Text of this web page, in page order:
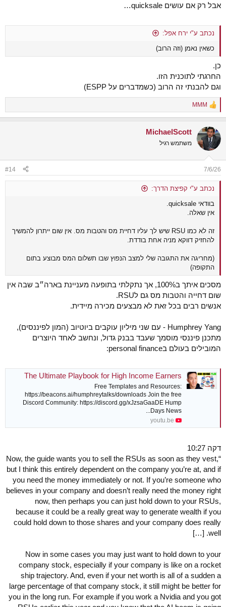
אבל רק אם עושים quicksale…
נכתב ע"י ירח אפל:
כשאין נאמן (וזה הרוב)
כן.
החרגתי לתוכנית הזו.
וגם להבנתי זה הרוב (כשמדברים על ESPP)
R
e
c
t
i
s
:
MMM
MichaelScott
משתמש רגיל
7/6/26
#14
נכתב ע"י קפיצת הדרך:
בוודאי quicksale.
אין שאלה.
זה לא כמו RSU שיש לך עליו דחיית מס והטבות מס. אין שום ייתרון להמשיך
להחזיק דווקא מניה אחת בודדת.
(מחריגה את התגובה שלי למצב הנפוץ שבו תשלום המס מבוצע בתום
התקופה)
מסכים איתך ב100%, אך נתקלתי בתופעה מעניינת בארה״ב שבה אין
שום דחייה והטבות מס גם לRSU.
אנשים רבים בכל זאת לא מבצעים מכירה מיידית.
Humphrey Yang - עם שני מיליון עוקבים ביוטיוב (המון לפיננסים),
מתכנן פיננסי מוסמך שעבד בבנק גדול, ונחשב לאחד היוצרים
המובילים בעולם בpersonal finance:
The Ultimate Playbook for High Income Earners
Free Templates and Resources:
https://beacons.ai/humphreytalks/downloads Join the free
Discord Community: https://discord.gg/xJzsaGaaDE Hump
Days News...
youtu.be
דקה 10:27
“Now, the guide wants you to sell the RSUs as soon as they vest,
but I think this entirely dependent on the company you’re at, and if
you need the money immediately or not. If you’re someone who
believes in your company and doesn’t really need the money right
now, then perhaps you can just hold down to your RSUs,
because it could be a really great way to generate wealth if you
could hold down to those shares and your company does really
well. […]
Now in some cases you may just want to hold down to your
company stock, especially if your company is like on a rocket
ship trajectory. And, even if your net worth is all of a sudden a
large percentage of that company stock, it still might be better for
you in the long run. For example if you work a Nvidia and you got